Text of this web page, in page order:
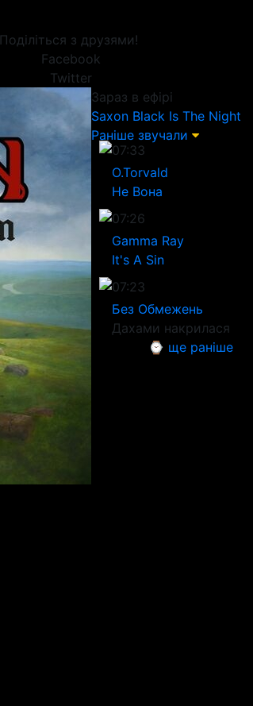
Поділіться з друзями!
Facebook
Twitter
Зараз в ефірі
Saxon Black Is The Night
Раніше звучали
07:33
O.Torvald
Не Вона
07:26
Gamma Ray
It's A Sin
07:23
Без Обмежень
Дахами накрилася
⌚ ще раніше